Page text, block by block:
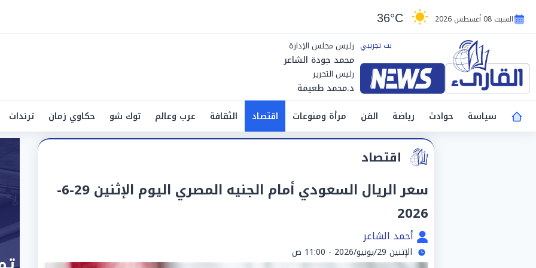
السبت 08 أغسطس 2026 36°C
رئيس مجلس الإدارة
محمد جودة الشاعر
رئيس التحرير
د.محمد طعيمة
سياسة
حوادث رياضة الفن مرأة ومنوعات اقتصاد الثقافة عرب وعالم توك شو حكاوي زمان ترندات
اقتصاد
سعر الريال السعودي أمام الجنيه المصري اليوم الإثنين 29-6-
2026
أحمد الشاعر
الإثنين 29/يونيو/2026 - 11:00 ص